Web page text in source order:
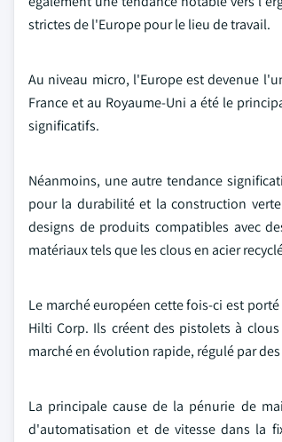
strictes de l'Europe pour le lieu de travail.
Au niveau micro, l'Europe est devenue
France et au Royaume-Uni a été le
significatifs.
Néanmoins, une autre tendance
pour la durabilité et la construction
designs de produits compatibles avec
matériaux tels que les clous en acier
Le marché européen cette fois-ci est
Hilti Corp. Ils créent des pistolets à
marché en évolution rapide, régulé par
La principale cause de la pénurie de
d'automatisation et de vitesse dans la